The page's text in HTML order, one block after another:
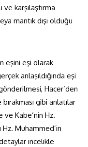
karşılaştırma
mantık dışı olduğu
eşini eşi olarak
anlaşıldığında eşi
Hacer’den
gibi anlatılar
Kabe’nin Hz.
Hz. Muhammed’in
detaylar incelikle